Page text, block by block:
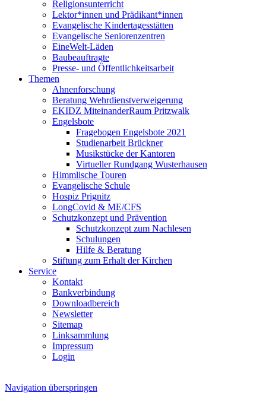
Religionsunterricht
Lektor*innen und Prädikant*innen
Evangelische Kindertagesstätten
Evangelische Seniorenzentren
EineWelt-Läden
Baubeauftragte
Presse- und Öffentlichkeitsarbeit
Themen
Ahnenforschung
Beratung Wehrdienstverweigerung
EKIDZ MiteinanderRaum Pritzwalk
Engelsbote
Fragebogen Engelsbote 2021
Studienarbeit Brückner
Musikstücke der Kantoren
Virtueller Rundgang Wusterhausen
Himmlische Touren
Evangelische Schule
Hospiz Prignitz
LongCovid & ME/CFS
Schutzkonzept und Prävention
Schutzkonzept zum Nachlesen
Schulungen
Hilfe & Beratung
Stiftung zum Erhalt der Kirchen
Service
Kontakt
Bankverbindung
Downloadbereich
Newsletter
Sitemap
Linksammlung
Impressum
Login
Navigation überspringen